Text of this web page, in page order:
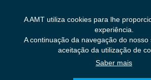
A AMT utiliza cookies para lhe
experiência.
A continuação da navegação do nosso
aceitação da utilização de
Saber mais